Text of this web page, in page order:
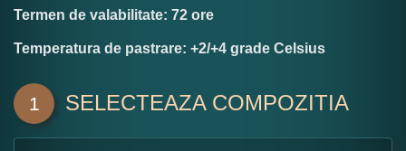
Termen de valabilitate: 72 ore
Temperatura de pastrare: +2/+4 grade Celsius
1 SELECTEAZA COMPOZITIA